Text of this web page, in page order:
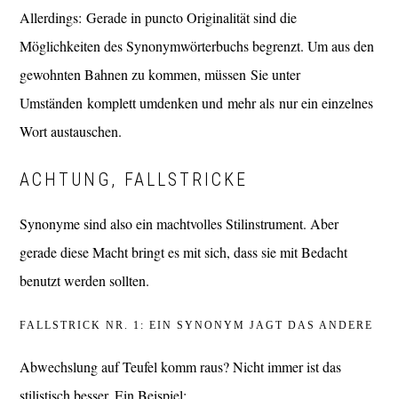
Allerdings: Gerade in puncto Originalität sind die
Möglichkeiten des Synonymwörterbuchs begrenzt. Um aus den
gewohnten Bahnen zu kommen, müssen Sie unter
Umständen komplett umdenken und mehr als nur ein einzelnes
Wort austauschen.
ACHTUNG, FALLSTRICKE
Synonyme sind also ein machtvolles Stilinstrument. Aber
gerade diese Macht bringt es mit sich, dass sie mit Bedacht
benutzt werden sollten.
FALLSTRICK NR. 1: EIN SYNONYM JAGT DAS ANDERE
Abwechslung auf Teufel komm raus? Nicht immer ist das
stilistisch besser. Ein Beispiel: